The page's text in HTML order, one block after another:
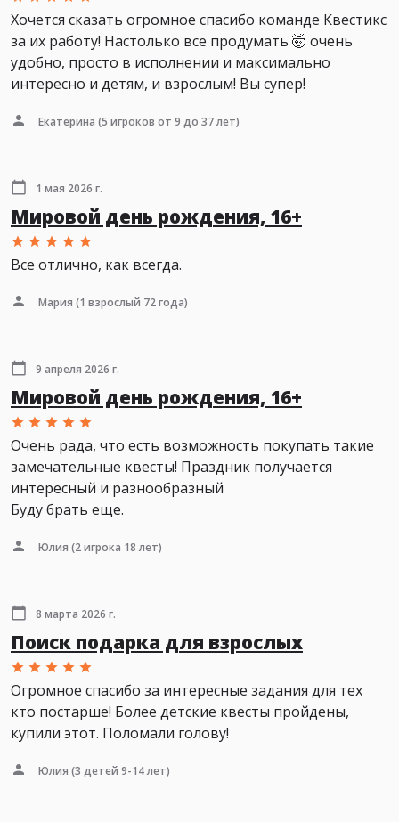
Хочется сказать огромное спасибо команде Квестикс
за их работу! Настолько все продумать 🤯 очень
удобно, просто в исполнении и максимально
интересно и детям, и взрослым! Вы супер!
Екатерина (5 игроков от 9 до 37 лет)
1 мая 2026 г.
Мировой день рождения, 16+
Все отлично, как всегда.
Мария (1 взрослый 72 года)
9 апреля 2026 г.
Мировой день рождения, 16+
Очень рада, что есть возможность покупать такие
замечательные квесты! Праздник получается
интересный и разнообразный
Буду брать еще.
Юлия (2 игрока 18 лет)
8 марта 2026 г.
Поиск подарка для взрослых
Огромное спасибо за интересные задания для тех
кто постарше! Более детские квесты пройдены,
купили этот. Поломали голову!
Юлия (3 детей 9-14 лет)